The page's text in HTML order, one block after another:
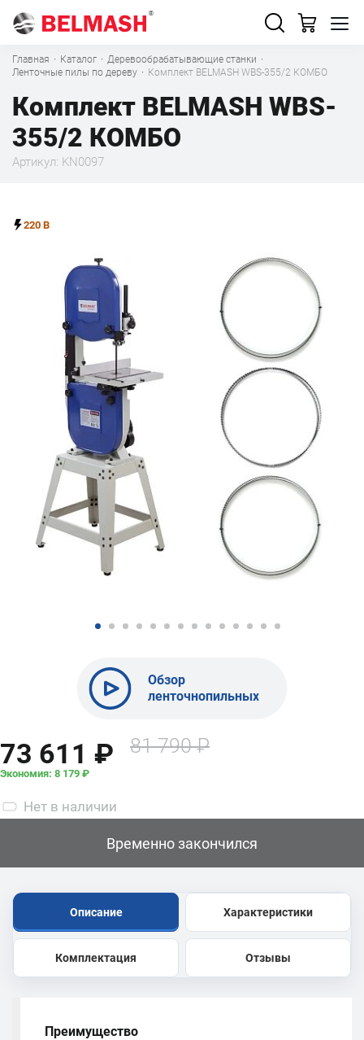
Главная · Каталог · Деревообрабатывающие станки ·
Ленточные пилы по дереву · Комплект BELMASH WBS-355/2 КОМБО
Комплект BELMASH WBS-
355/2 КОМБО
Артикул: KN0097
220 В
Обзор
ленточнопильных
малого к
73 611 ₽ 81 790 ₽
Экономия: 8 179 ₽
Нет в наличии
Временно закончился
Описание Характеристики
Комплектация Отзывы
Преимущество